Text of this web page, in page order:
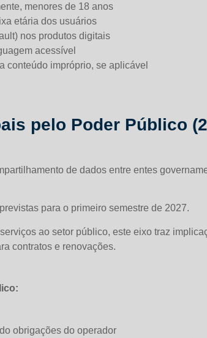
menores de 18 anos
etária dos usuários
nos produtos digitais
acessível
conteúdo impróprio, se aplicável
pelo Poder Público
de dados entre entes
para o primeiro semestre de 2027.
ao setor público, este eixo traz
contratos e renovações.
obrigações do operador